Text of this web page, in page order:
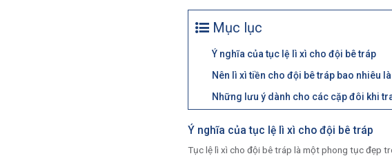
Mục lục
Ý nghĩa của tục lệ lì xì cho đội bê tráp
Nên lì xì tiền cho đội bê tráp bao nhiêu
Những lưu ý dành cho các cặp đôi khi
Ý nghĩa của tục lệ lì xì cho đội bê tráp
Tục lệ lì xì cho đội bê tráp là một phong tục đẹp